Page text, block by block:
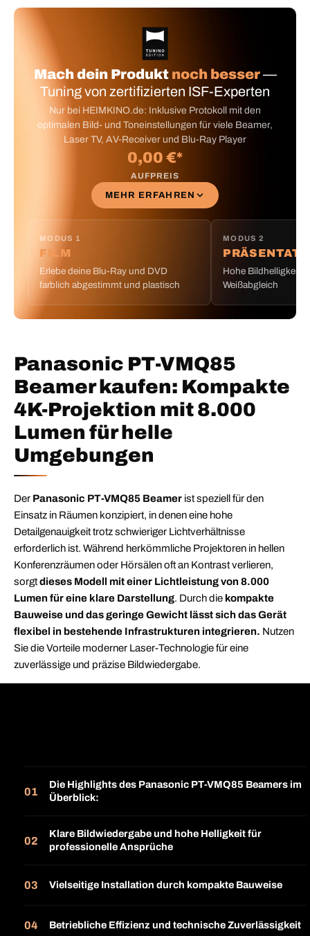
Mach dein Produkt noch besser—
Tuning von zertifizierten ISF-Experten
Nur bei HEIMKINO.de: Inklusive Protokoll mit den
optimalen Bild- und Toneinstellungen für viele Beamer,
Laser TV, AV-Receiver und Blu-Ray Player
0,00 €*
AUFPREIS
MEHR ERFAHREN
MODUS 1
FILM
Erlebe deine Blu-Ray und DVD
farblich abgestimmt und plastisch
MODUS 2
Hohe Bildhelligkeit
Weißabgleich
Panasonic PT-VMQ85
Beamer kaufen: Kompakte
4K-Projektion mit 8.000
Lumen für helle
Umgebungen
Der Panasonic PT-VMQ85 Beamer ist speziell für den
Einsatz in Räumen konzipiert, in denen eine hohe
Detailgenauigkeit trotz schwieriger Lichtverhältnisse
erforderlich ist. Während herkömmliche Projektoren in hellen
Konferenzräumen oder Hörsälen oft an Kontrast verlieren,
sorgtdieses Modell mit einer Lichtleistung von 8.000
Lumen für eine klare Darstellung. Durch die kompakte
Bauweise und das geringe Gewicht lässt sich das Gerät
flexibel in bestehende Infrastrukturen integrieren. Nutzen
Sie die Vorteile moderner Laser-Technologie für eine
zuverlässige und präzise Bildwiedergabe.
Die Highlights des Panasonic PT-VMQ85 Beamers im
Überblick:
Klare Bildwiedergabe und hohe Helligkeit für
professionelle Ansprüche
Vielseitige Installation durch kompakte Bauweise
Betriebliche Effizienz und technische Zuverlässigkeit